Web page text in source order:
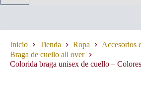
Inicio Tienda Ropa
Accesorios
Braga de cuello all over
Colorida braga unisex de cuello –